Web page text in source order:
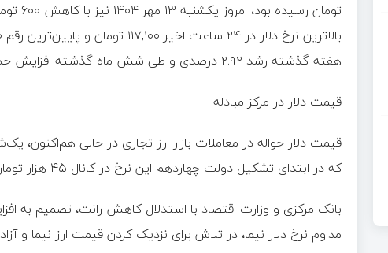
هفته گذشته رشد ۲.۹۲ درصدی و طی شش ماه گذشته افزایش حدود ۸.۰۱ درصدی را نشان می‌دهد.
قیمت دلار در مرکز مبادله
که در ابتدای تشکیل دولت چهاردهم این نرخ در کانال ۴۵ هزار تومان بود.
بانک مرکزی و وزارت اقتصاد با استدلال کاهش رانت، تصمیم به
مداوم نرخ دلار نیما، در تلاش برای نزدیک کردن قیمت ارز نیما و